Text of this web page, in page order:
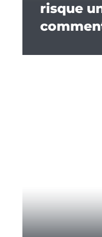
risque